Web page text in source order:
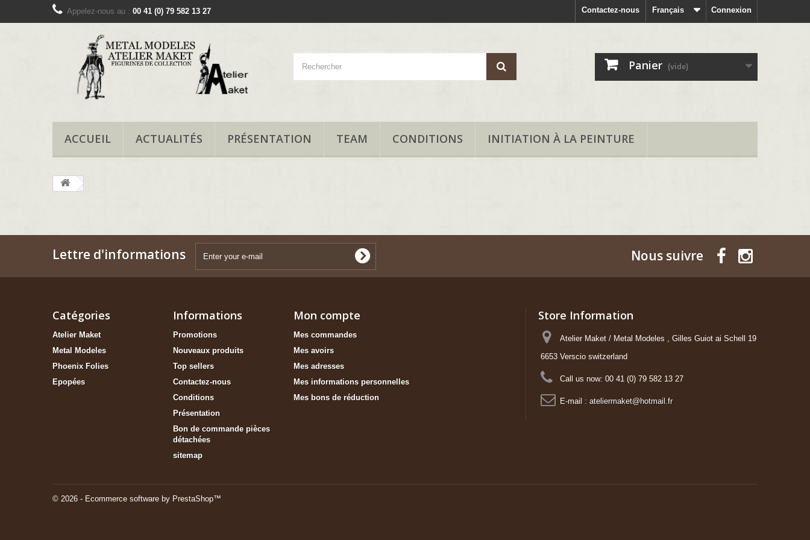
Connexion
Français
Contactez-nous
Appelez-nous au : 00 41 (0) 79 582 13 27
Panier (vide)
ACCUEIL ACTUALITÉS PRÉSENTATION TEAM CONDITIONS INITIATION À LA PEINTURE
Lettre d'informations Nous suivre
Catégories
Atelier Maket
Metal Modeles
Phoenix Folies
Epopées
Informations
Promotions
Nouveaux produits
Top sellers
Contactez-nous
Conditions
Présentation
Bon de commande pièces
détachées
sitemap
© 2026 - Ecommerce software by PrestaShop™
Mon compte
Mes commandes
Mes avoirs
Mes adresses
Mes informations personnelles
Mes bons de réduction
Store Information
Atelier Maket / Metal Modeles , Gilles Guiot ai Schell 19
6653 Verscio switzerland
Call us now: 00 41 (0) 79 582 13 27
E-mail : ateliermaket@hotmail.fr